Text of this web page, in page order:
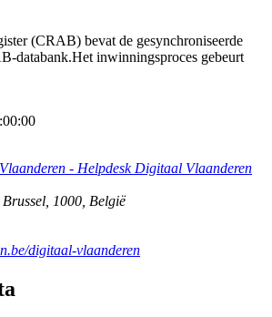
(CRAB) bevat de gesynchroniseerde
databank.Het inwinningsproces gebeurt
- Helpdesk Digitaal Vlaanderen
Brussel 1000 België
digitaal-vlaanderen